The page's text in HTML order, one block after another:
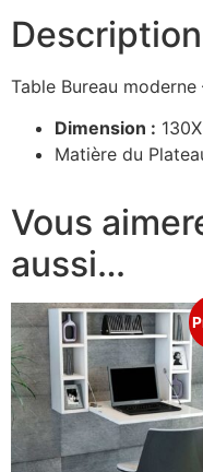
Description
Table Bureau
Dimension :
Matière du
Vous
aussi…